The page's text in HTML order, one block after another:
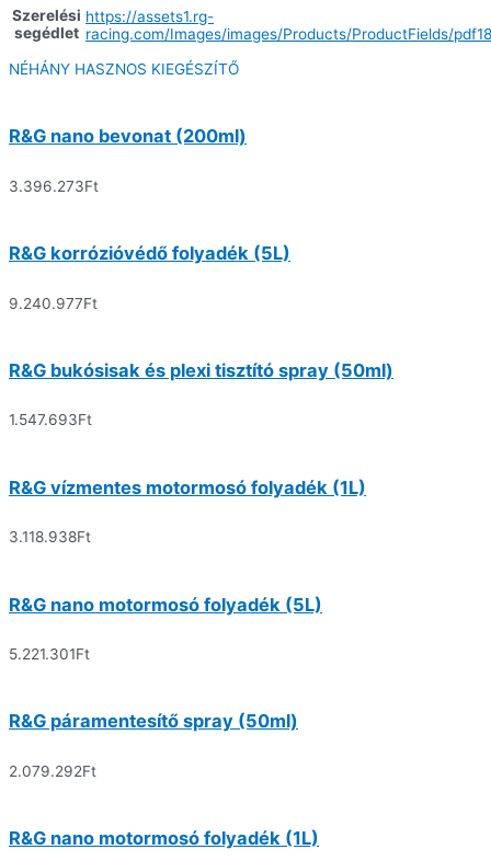
Szerelési
segédlet
https://assets1.rg-
racing.com/Images/images/Products/ProductFields/
NÉHÁNY HASZNOS KIEGÉSZÍTŐ
R&G nano bevonat (200ml)
3.396.273Ft
R&G korrózióvédő folyadék (5L)
9.240.977Ft
R&G bukósisak és plexi tisztító spray (50ml)
1.547.693Ft
R&G vízmentes motormosó folyadék (1L)
3.118.938Ft
R&G nano motormosó folyadék (5L)
5.221.301Ft
R&G páramentesítő spray (50ml)
2.079.292Ft
R&G nano motormosó folyadék (1L)